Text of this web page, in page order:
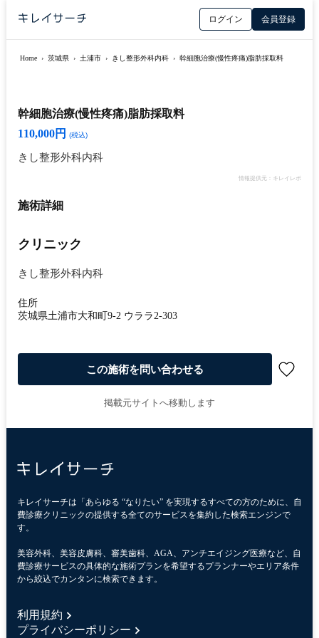
ログイン 会員登録
Home › 茨城県 › 土浦市 › きし整形外科内科 › 幹細胞治療(慢性疼痛)脂肪採取料
幹細胞治療(慢性疼痛)脂肪採取料
110,000円
(税込)
きし整形外科内科
情報提供元：キレイレポ
施術詳細
クリニック
きし整形外科内科
住所
茨城県土浦市大和町9-2 ウララ2-303
この施術を問い合わせる
掲載元サイトへ移動します
キレイサーチは「あらゆる “なりたい” を実現するすべての方のために、自
費診療クリニックの提供する全てのサービスを集約した検索エンジンで
す。
美容外科、美容皮膚科、審美歯科、AGA、アンチエイジング医療など、自
費診療サービスの具体的な施術プランを希望するプランナーやエリア条件
から絞込でカンタンに検索できます。
利用規約
プライバシーポリシー